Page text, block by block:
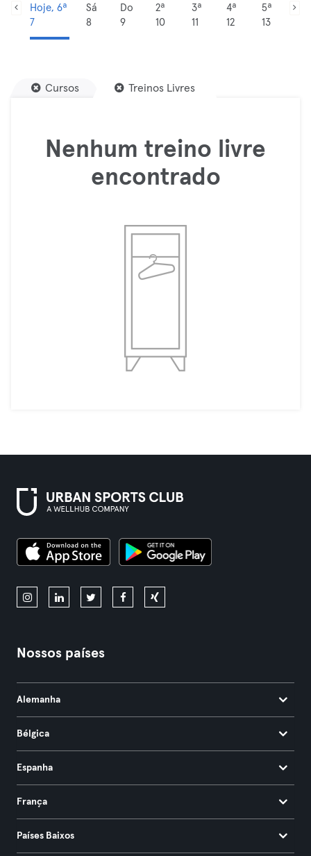
Hoje, 6ª
7
Sá
8
Do
9
2ª
10
3ª
11
4ª
12
5ª
13
Cursos Treinos Livres
Nenhum treino livre
encontrado
Nossos países
Alemanha
Bélgica
Espanha
França
Países Baixos